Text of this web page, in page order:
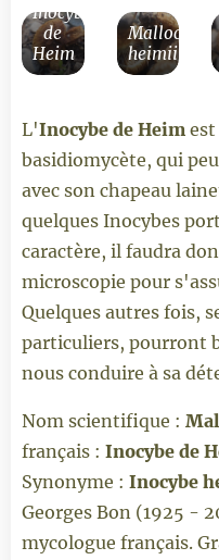
Inocybe
de
Heim
Mallocybe
heimii
L'Inocybe de Heim
basidiomycète, qui
avec son chapeau
quelques Inocybes
caractère, il faudra
microscopie pour
Quelques autres fois,
particuliers, pourront
nous conduire à sa
Nom scientifique :
français : Inocybe de
Synonyme : Inocybe
Georges Bon (1925 -
mycologue français.